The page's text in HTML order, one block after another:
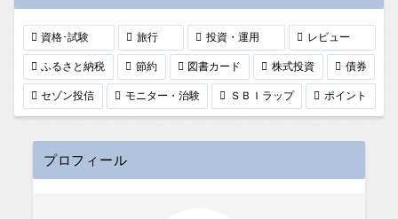
資格･試験 旅行 投資・運用 レビュー
ふるさと納税 節約 図書カード 株式投資 債券
セゾン投信 モニター・治験 ＳＢＩラップ ポイント
プロフィール